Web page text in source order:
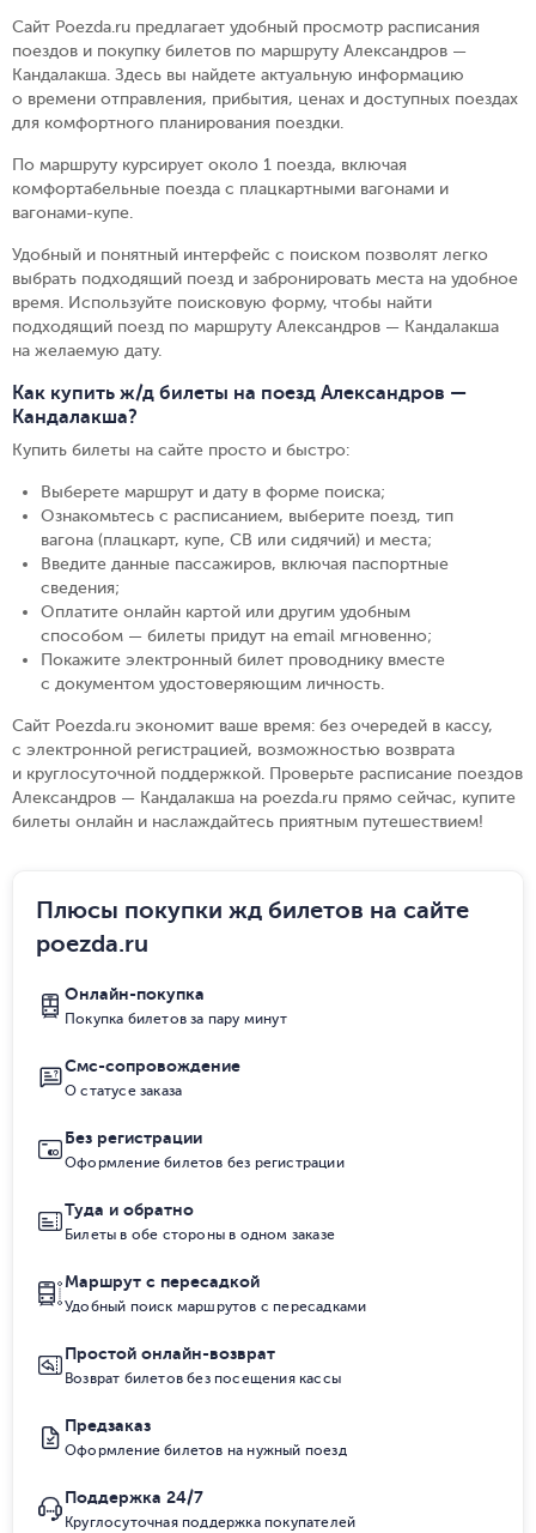
Сайт Poezda.ru предлагает удобный просмотр расписания
поездов и покупку билетов по маршруту Александров —
Кандалакша. Здесь вы найдете актуальную информацию
о времени отправления, прибытия, ценах и доступных поездах
для комфортного планирования поездки.
По маршруту курсирует около 1 поезда, включая
комфортабельные поезда с плацкартными вагонами и
вагонами-купе.
Удобный и понятный интерфейс с поиском позволят легко
выбрать подходящий поезд и забронировать места на удобное
время. Используйте поисковую форму, чтобы найти
подходящий поезд по маршруту Александров — Кандалакша
на желаемую дату.
Как купить ж/д билеты на поезд Александров —
Кандалакша?
Купить билеты на сайте просто и быстро:
Выберете маршрут и дату в форме поиска;
Ознакомьтесь с расписанием, выберите поезд, тип
вагона (плацкарт, купе, СВ или сидячий) и места;
Введите данные пассажиров, включая паспортные
сведения;
Оплатите онлайн картой или другим удобным
способом — билеты придут на email мгновенно;
Покажите электронный билет проводнику вместе
с документом удостоверяющим личность.
Сайт Poezda.ru экономит ваше время: без очередей в кассу,
с электронной регистрацией, возможностью возврата
и круглосуточной поддержкой. Проверьте расписание поездов
Александров — Кандалакша на poezda.ru прямо сейчас, купите
билеты онлайн и наслаждайтесь приятным путешествием!
Плюсы покупки жд билетов на сайте
poezda.ru
Онлайн-покупка
Покупка билетов за пару минут
Смс-сопровождение
О статусе заказа
Без регистрации
Оформление билетов без регистрации
Туда и обратно
Билеты в обе стороны в одном заказе
Маршрут с пересадкой
Удобный поиск маршрутов с пересадками
Простой онлайн-возврат
Возврат билетов без посещения кассы
Предзаказ
Оформление билетов на нужный поезд
Поддержка 24/7
Круглосуточная поддержка покупателей